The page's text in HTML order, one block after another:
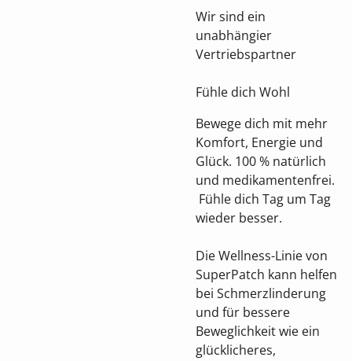
Wir sind ein
unabhängier
Vertriebspartner
Fühle dich Wohl
Bewege dich mit mehr
Komfort, Energie und
Glück. 100 % natürlich
und medikamentenfrei.
Fühle dich Tag um Tag
wieder besser.
Die Wellness-Linie von
SuperPatch kann helfen
bei Schmerzlinderung
und für bessere
Beweglichkeit wie ein
glücklicheres,